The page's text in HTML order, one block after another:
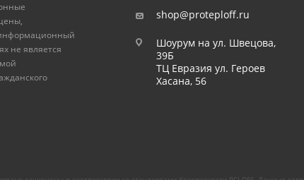
не является
shop@proteploff.ru
Шоурум на ул. Швецова,
39Б
ТЦ Евразия ул. Героев
Хасана, 56